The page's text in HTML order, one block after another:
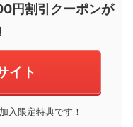
円割引クーポンが
イト
入限定特典です！